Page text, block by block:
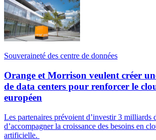
Souveraineté des centre de données
Orange et Morrison veulent créer
de data centers pour renforcer le
européen
Les partenaires prévoient d’investir 3 milliards
d’accompagner la croissance des besoins en
artificielle.